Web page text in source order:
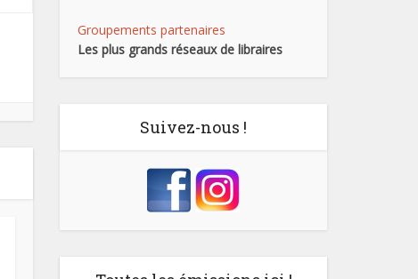
Groupements partenaires
Les plus grands réseaux de libraires
Suivez-nous !